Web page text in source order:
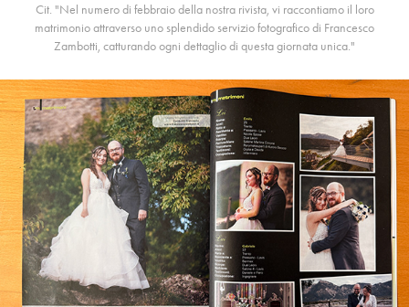
Cit. "Nel numero di febbraio della nostra rivista, vi raccontiamo il loro
matrimonio attraverso uno splendido servizio fotografico di Francesco
Zambotti, catturando ogni dettaglio di questa giornata unica."